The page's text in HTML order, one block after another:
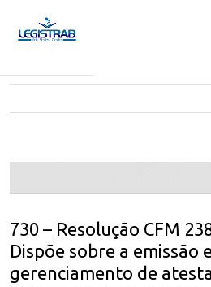
730 – Resolução CFM
Dispõe sobre a emissão
gerenciamento de